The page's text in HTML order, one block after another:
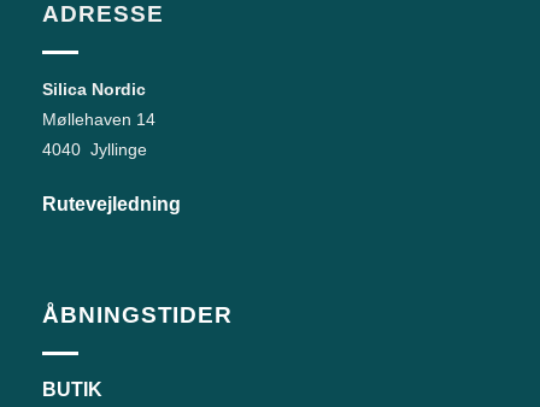
ADRESSE
Silica Nordic
Møllehaven 14
4040 Jyllinge
Rutevejledning
ÅBNINGSTIDER
BUTIK